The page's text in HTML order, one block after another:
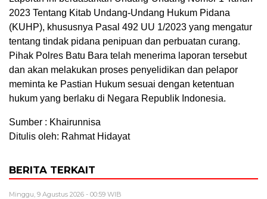
2023 Tentang Kitab Undang-Undang Hukum Pidana
(KUHP), khususnya Pasal 492 UU 1/2023 yang mengatur
tentang tindak pidana penipuan dan perbuatan curang.
Pihak Polres Batu Bara telah menerima laporan tersebut
dan akan melakukan proses penyelidikan dan pelapor
meminta ke Pastian Hukum sesuai dengan ketentuan
hukum yang berlaku di Negara Republik Indonesia.
Sumber : Khairunnisa
Ditulis oleh: Rahmat Hidayat
BERITA TERKAIT
Minggu, 9 Agustus 2026 - 00:59 WIB